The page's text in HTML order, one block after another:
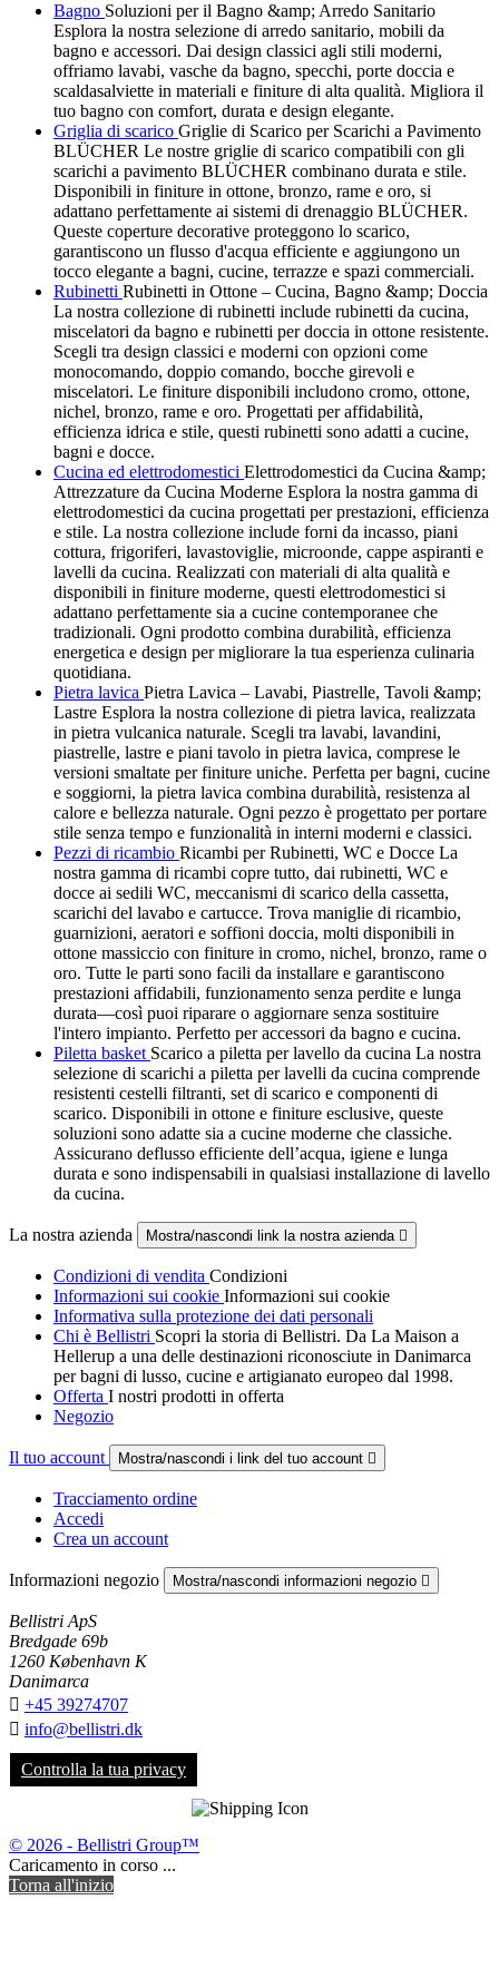
Bagno Soluzioni per il Bagno &amp; Arredo Sanitario
Esplora la nostra selezione di arredo sanitario, mobili da
bagno e accessori. Dai design classici agli stili moderni,
offriamo lavabi, vasche da bagno, specchi, porte doccia e
scaldasalviette in materiali e finiture di alta qualità. Migliora il
tuo bagno con comfort, durata e design elegante.
Griglia di scarico Griglie di Scarico per Scarichi a Pavimento
BLÜCHER Le nostre griglie di scarico compatibili con gli
scarichi a pavimento BLÜCHER combinano durata e stile.
Disponibili in finiture in ottone, bronzo, rame e oro, si
adattano perfettamente ai sistemi di drenaggio BLÜCHER.
Queste coperture decorative proteggono lo scarico,
garantiscono un flusso d'acqua efficiente e aggiungono un
tocco elegante a bagni, cucine, terrazze e spazi commerciali.
Rubinetti Rubinetti in Ottone – Cucina, Bagno &amp; Doccia
La nostra collezione di rubinetti include rubinetti da cucina,
miscelatori da bagno e rubinetti per doccia in ottone resistente.
Scegli tra design classici e moderni con opzioni come
monocomando, doppio comando, bocche girevoli e
miscelatori. Le finiture disponibili includono cromo, ottone,
nichel, bronzo, rame e oro. Progettati per affidabilità,
efficienza idrica e stile, questi rubinetti sono adatti a cucine,
bagni e docce.
Cucina ed elettrodomestici Elettrodomestici da Cucina &amp;
Attrezzature da Cucina Moderne Esplora la nostra gamma di
elettrodomestici da cucina progettati per prestazioni, efficienza
e stile. La nostra collezione include forni da incasso, piani
cottura, frigoriferi, lavastoviglie, microonde, cappe aspiranti e
lavelli da cucina. Realizzati con materiali di alta qualità e
disponibili in finiture moderne, questi elettrodomestici si
adattano perfettamente sia a cucine contemporanee che
tradizionali. Ogni prodotto combina durabilità, efficienza
energetica e design per migliorare la tua esperienza culinaria
quotidiana.
Pietra lavica Pietra Lavica – Lavabi, Piastrelle, Tavoli &amp;
Lastre Esplora la nostra collezione di pietra lavica, realizzata
in pietra vulcanica naturale. Scegli tra lavabi, lavandini,
piastrelle, lastre e piani tavolo in pietra lavica, comprese le
versioni smaltate per finiture uniche. Perfetta per bagni, cucine
e soggiorni, la pietra lavica combina durabilità, resistenza al
calore e bellezza naturale. Ogni pezzo è progettato per portare
stile senza tempo e funzionalità in interni moderni e classici.
Pezzi di ricambio Ricambi per Rubinetti, WC e Docce La
nostra gamma di ricambi copre tutto, dai rubinetti, WC e
docce ai sedili WC, meccanismi di scarico della cassetta,
scarichi del lavabo e cartucce. Trova maniglie di ricambio,
guarnizioni, aeratori e soffioni doccia, molti disponibili in
ottone massiccio con finiture in cromo, nichel, bronzo, rame o
oro. Tutte le parti sono facili da installare e garantiscono
prestazioni affidabili, funzionamento senza perdite e lunga
durata—così puoi riparare o aggiornare senza sostituire
l'intero impianto. Perfetto per accessori da bagno e cucina.
Piletta basket Scarico a piletta per lavello da cucina La nostra
selezione di scarichi a piletta per lavelli da cucina comprende
resistenti cestelli filtranti, set di scarico e componenti di
scarico. Disponibili in ottone e finiture esclusive, queste
soluzioni sono adatte sia a cucine moderne che classiche.
Assicurano deflusso efficiente dell’acqua, igiene e lunga
durata e sono indispensabili in qualsiasi installazione di lavello
da cucina.
La nostra azienda Mostra/nascondi link la nostra azienda 
Condizioni di vendita Condizioni
Informazioni sui cookie Informazioni sui cookie
Informativa sulla protezione dei dati personali
Chi è Bellistri Scopri la storia di Bellistri. Da La Maison a
Hellerup a una delle destinazioni riconosciute in Danimarca
per bagni di lusso, cucine e artigianato europeo dal 1998.
Offerta I nostri prodotti in offerta
Negozio
Il tuo account Mostra/nascondi i link del tuo account 
Tracciamento ordine
Accedi
Crea un account
Informazioni negozio Mostra/nascondi informazioni negozio 
Bellistri ApS
Bredgade 69b
1260 København K
Danimarca
 +45 39274707
 info@bellistri.dk
Controlla la tua privacy
© 2026 - Bellistri Group™
Caricamento in corso ...
Torna all'inizio